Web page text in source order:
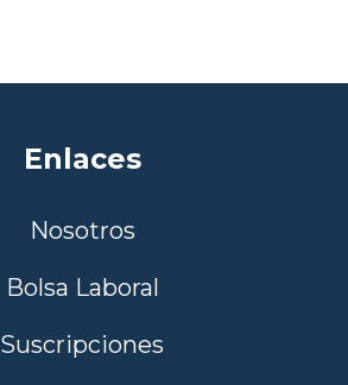
Enlaces
Nosotros
Bolsa Laboral
Suscripciones